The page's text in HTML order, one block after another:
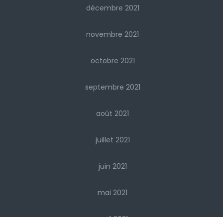
décembre 2021
novembre 2021
octobre 2021
septembre 2021
août 2021
juillet 2021
juin 2021
mai 2021